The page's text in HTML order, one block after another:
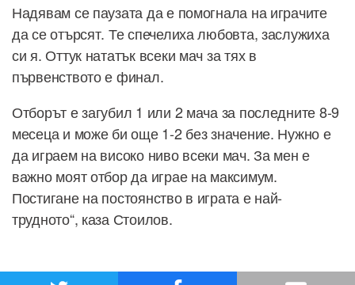
Надявам се паузата да е помогнала на играчите
да се отърсят. Те спечелиха любовта, заслужиха
си я. Оттук нататък всеки мач за тях в
първенството е финал.
Отборът е загубил 1 или 2 мача за последните 8-9
месеца и може би още 1-2 без значение. Нужно е
да играем на високо ниво всеки мач. За мен е
важно моят отбор да играе на максимум.
Постигане на постоянство в играта е най-
трудното“, каза Стоилов.